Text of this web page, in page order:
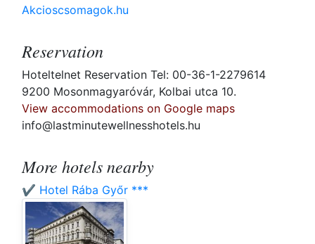
Akcioscsomagok.hu
Reservation
Hoteltelnet Reservation Tel: 00-36-1-2279614
9200 Mosonmagyaróvár, Kolbai utca 10.
View accommodations on Google maps
info@lastminutewellnesshotels.hu
More hotels nearby
✔️ Hotel Rába Győr ***